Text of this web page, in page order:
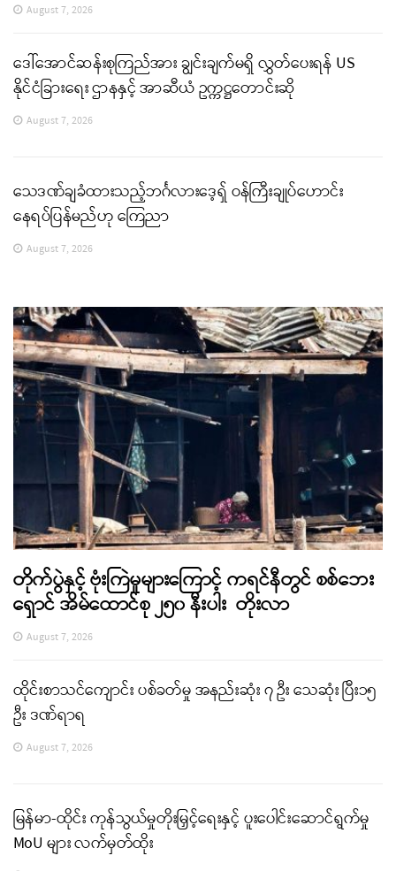
August 7, 2026
ဒေါ်အောင်ဆန်းစုကြည်အား ချွင်းချက်မရှိ လွှတ်ပေးရန် US
နိုင်ငံခြားရေး ဌာနနှင့် အာဆီယံ ဥက္ကဋ္ဌတောင်းဆို
August 7, 2026
သေဒဏ်ချခံထားသည့်ဘင်္ဂလားဒေ့ရှ် ဝန်ကြီးချုပ်ဟောင်း
နေရပ်ပြန်မည်ဟု ကြေညာ
August 7, 2026
တိုက်ပွဲနှင့် ဗုံးကြဲမှုများကြောင့် ကရင်နီတွင် စစ်ဘေး
ရှောင် အိမ်ထောင်စု ၂၅၀ နီးပါး တိုးလာ
August 7, 2026
ထိုင်းစာသင်ကျောင်း ပစ်ခတ်မှု အနည်းဆုံး ၇ ဦး သေဆုံး ပြီး၁၅
ဦး ဒဏ်ရာရ
August 7, 2026
မြန်မာ-ထိုင်း ကုန်သွယ်မှုတိုးမြှင့်ရေးနှင့် ပူးပေါင်းဆောင်ရွက်မှု
MoU များ လက်မှတ်ထိုး